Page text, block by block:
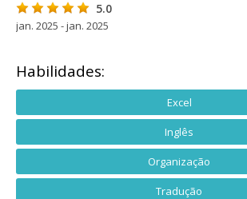
5.0
jan. 2025 - jan. 2025
Habilidades:
Excel
Inglês
Organização
Tradução